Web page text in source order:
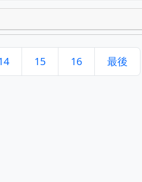
15 16 最後